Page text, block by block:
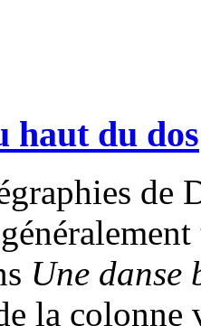
haut du dos
de
Une danse
la colonne